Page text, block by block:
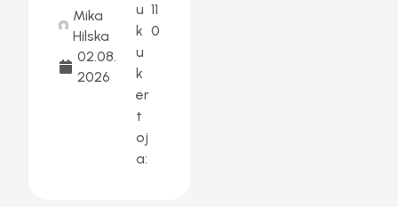
Mika
Hilska
02.08.
2026
u
k
u
k
er
t
oj
a:
11
0